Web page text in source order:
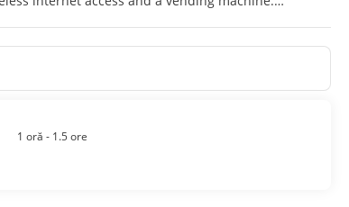
have showers and hair dryers. Conveniences
up your day with a drink at the bar/lounge. Buffet
to 10:30 AM for a fee.
1 oră - 1.5 ore